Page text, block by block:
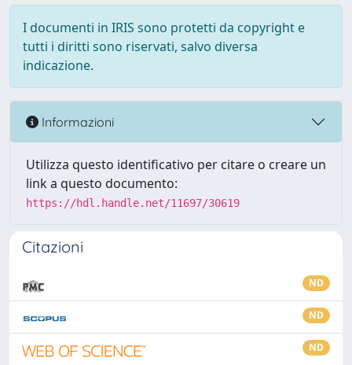
I documenti in IRIS sono protetti da copyright e
tutti i diritti sono riservati, salvo diversa
indicazione.
Informazioni
Utilizza questo identificativo per citare o creare un
link a questo documento:
https://hdl.handle.net/11697/30619
Citazioni
ND
ND
ND